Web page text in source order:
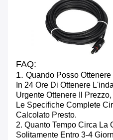
FAQ:
1. Quando Posso
In 24 Ore Di Ottenere
Urgente Ottenere Il
Le Specifiche Complete
Calcolato Presto.
2. Quanto Tempo Circa La
Solitamente Entro 3-4